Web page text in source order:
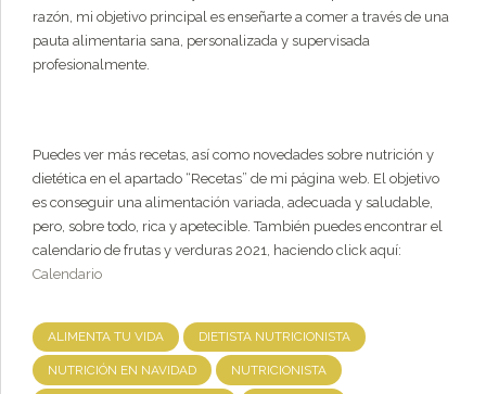
razón, mi objetivo principal es enseñarte a comer a través de una
pauta alimentaria sana, personalizada y supervisada
profesionalmente.
Puedes ver más recetas, así como novedades sobre nutrición y
dietética en el apartado “Recetas” de mi página web. El objetivo
es conseguir una alimentación variada, adecuada y saludable,
pero, sobre todo, rica y apetecible. También puedes encontrar el
calendario de frutas y verduras 2021, haciendo click aquí:
Calendario
ALIMENTA TU VIDA DIETISTA NUTRICIONISTA
NUTRICIÓN EN NAVIDAD NUTRICIONISTA